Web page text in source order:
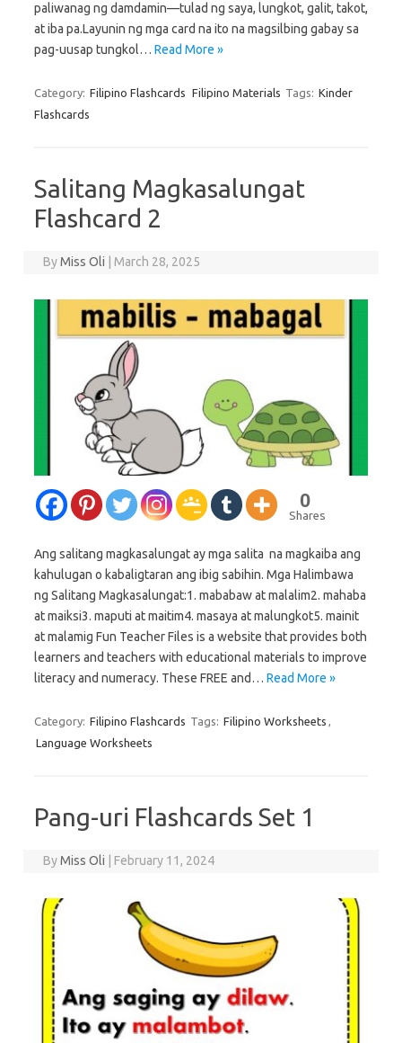
paliwanag ng damdamin—tulad ng saya, lungkot, galit, takot,
at iba pa.Layunin ng mga card na ito na magsilbing gabay sa
pag-uusap tungkol… Read More »
Category: Filipino Flashcards Filipino Materials Tags: Kinder
Flashcards
Salitang Magkasalungat
Flashcard 2
ByMiss Oli March 28, 2025
0
Shares
Ang salitang magkasalungat ay mga salita na magkaiba ang
kahulugan o kabaligtaran ang ibig sabihin. Mga Halimbawa
ng Salitang Magkasalungat:1. mababaw at malalim2. mahaba
at maiksi3. maputi at maitim4. masaya at malungkot5. mainit
at malamig Fun Teacher Files is a website that provides both
learners and teachers with educational materials to improve
literacy and numeracy. These FREE and… Read More »
Category: Filipino Flashcards Tags: Filipino Worksheets ,
Language Worksheets
Pang-uri Flashcards Set 1
ByMiss Oli February 11, 2024